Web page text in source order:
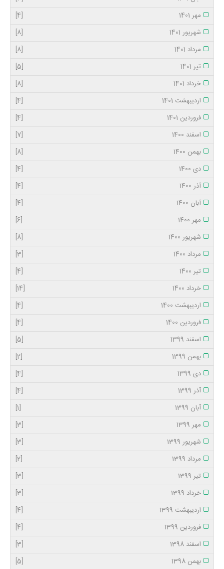
مهر 1401
[4]
شهریور 1401
[8]
مرداد 1401
[8]
تیر 1401
[5]
خرداد 1401
[8]
اردیبهشت 1401
[4]
فروردین 1401
[4]
اسفند 1400
[7]
بهمن 1400
[8]
دی 1400
[4]
آذر 1400
[4]
آبان 1400
[4]
مهر 1400
[6]
شهریور 1400
[8]
مرداد 1400
[3]
تیر 1400
[4]
خرداد 1400
[14]
اردیبهشت 1400
[4]
فروردین 1400
[4]
اسفند 1399
[5]
بهمن 1399
[2]
دی 1399
[4]
آذر 1399
[4]
آبان 1399
[1]
مهر 1399
[3]
شهریور 1399
[3]
مرداد 1399
[2]
تیر 1399
[3]
خرداد 1399
[3]
اردیبهشت 1399
[4]
فروردین 1399
[4]
اسفند 1398
[3]
بهمن 1398
[5]